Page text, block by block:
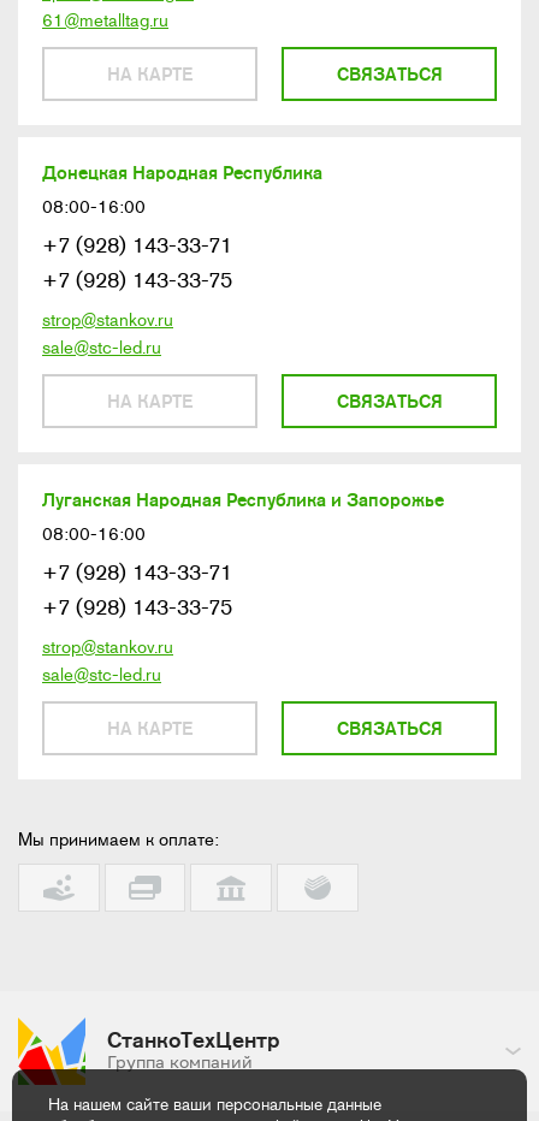
НА КАРТЕ
61@metalltag.ru
СВЯЗАТЬСЯ
Донецкая Народная Республика
08:00-16:00
НА КАРТЕ
+7 (928) 143-33-71
+7 (928) 143-33-75
strop@stankov.ru
sale@stc-led.ru
СВЯЗАТЬСЯ
Луганская Народная Республика и Запорожье
08:00-16:00
НА КАРТЕ
+7 (928) 143-33-71
+7 (928) 143-33-75
strop@stankov.ru
sale@stc-led.ru
СВЯЗАТЬСЯ
Мы принимаем к оплате:
СтанкоТехЦентр
Группа компаний
На нашем сайте ваши персональные данные